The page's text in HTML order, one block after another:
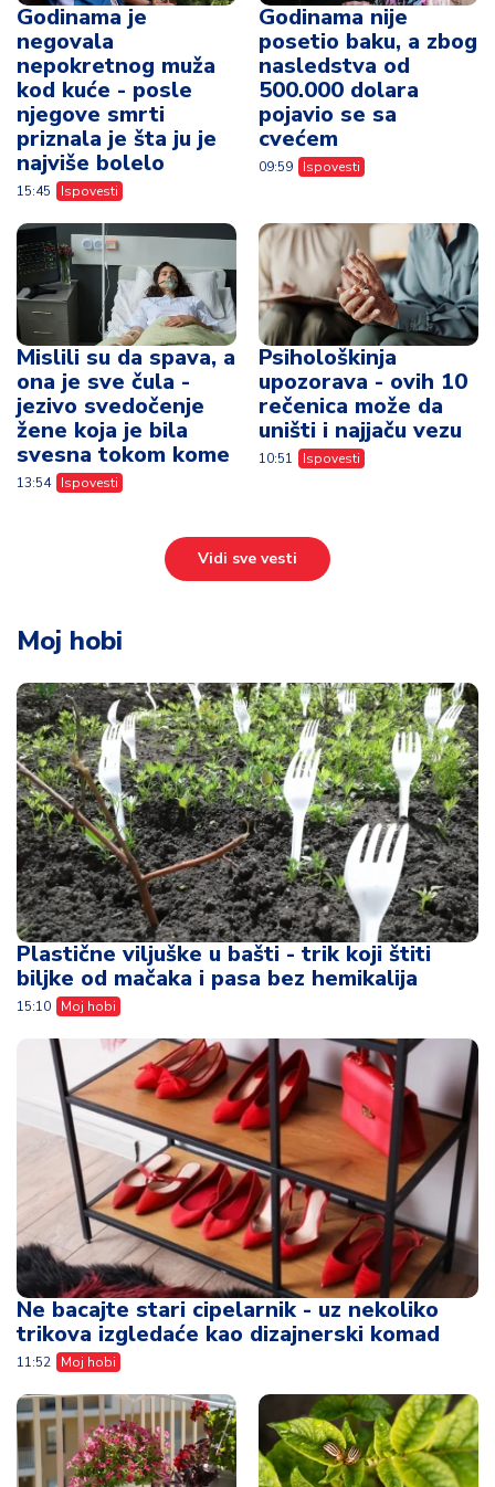
Godinama je
negovala
nepokretnog muža
kod kuće - posle
njegove smrti
priznala je šta ju je
najviše bolelo
15:45 Ispovesti
Godinama nije
posetio baku, a zbog
nasledstva od
500.000 dolara
pojavio se sa
cvećem
09:59 Ispovesti
Mislili su da spava, a
ona je sve čula -
jezivo svedočenje
žene koja je bila
svesna tokom kome
13:54 Ispovesti
Psihološkinja
upozorava - ovih 10
rečenica može da
uništi i najjaču vezu
10:51 Ispovesti
Vidi sve vesti
Moj hobi
Plastične viljuške u bašti - trik koji štiti
biljke od mačaka i pasa bez hemikalija
15:10 Moj hobi
Ne bacajte stari cipelarnik - uz nekoliko
trikova izgledaće kao dizajnerski komad
11:52 Moj hobi